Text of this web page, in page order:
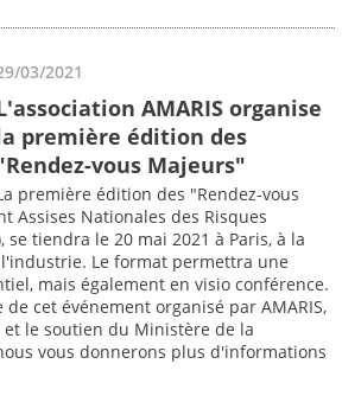
03/2021
AMARIS organise
première édition des
vous Majeurs"
première édition des "Rendez-vous
Assises Nationales des Risques
se tiendra le 20 mai 2021 à Paris, à la
Le format permettra une
mais également en visio conférence.
de cet événement organisé par AMARIS,
et le soutien du Ministère de la
vous donnerons plus d'informations